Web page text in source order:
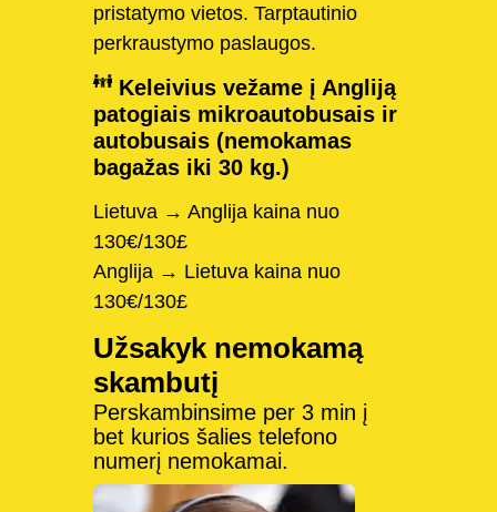
pristatymo vietos. Tarptautinio
perkraustymo paslaugos.
Keleivius vežame į Angliją
patogiais mikroautobusais ir
autobusais (nemokamas
bagažas iki 30 kg.)
Lietuva → Anglija kaina nuo
130€/130£
Anglija → Lietuva kaina nuo
130€/130£
Užsakyk nemokamą
skambutį
Perskambinsime per 3 min į
bet kurios šalies telefono
numerį nemokamai.